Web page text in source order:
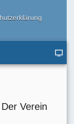
Verein